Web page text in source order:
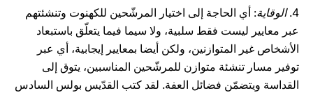
4. الوقاية: أي الحاجة إلى اختيار المرشّحين للكهنوت وتنشئتهم
عبر معايير ليست فقط سلبية، ولا سيما فيما يتعلّق باستبعاد
الأشخاص غير المتوازنين، ولكن أيضا بمعايير إيجابية، أي عبر
توفير مسار تنشئة متوازن للمرشّحين المناسبين، يتوق إلى
القداسة ويتضمّن فضائل العفة. لقد كتب القدّيس بولس السادس